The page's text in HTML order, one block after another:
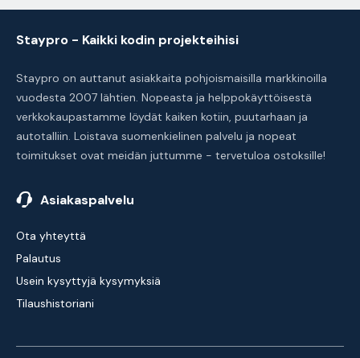
Staypro - Kaikki kodin projekteihisi
Staypro on auttanut asiakkaita pohjoismaisilla markkinoilla
vuodesta 2007 lähtien. Nopeasta ja helppokäyttöisestä
verkkokaupastamme löydät kaiken kotiin, puutarhaan ja
autotalliin. Loistava suomenkielinen palvelu ja nopeat
toimitukset ovat meidän juttumme - tervetuloa ostoksille!
Asiakaspalvelu
Ota yhteyttä
Palautus
Usein kysyttyjä kysymyksiä
Tilaushistoriani